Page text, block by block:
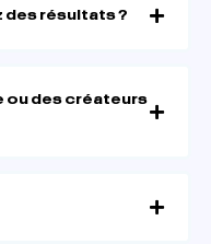
des résultats ?
ou des créateurs